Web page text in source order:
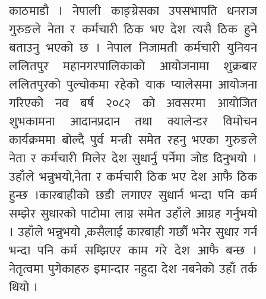
काठमाडौ । नेपाली काङ्ग्रेसका उपसभापति धनराज
गुरुङले नेता र कर्मचारी ठिक भए देश त्यसै ठिक हुने
बताउनु भएको छ । नेपाल निजामती कर्मचारी युनियन
ललितपुर महानगरपालिकाको आयोजनामा शुक्रबार
ललितपुरको पुल्चोकमा रहेको याक प्यालेसमा आयोजना
गरिएको नव बर्ष २०८२ को अवसरमा आयोजित
शुभकामना आदानप्रदान तथा क्यालेन्डर विमोचन
कार्यक्रममा बोल्दै पुर्व मन्त्री समेत रहनु भएका गुरुङले
नेता र कर्मचारी मिलेर देश सुधार्नु पर्नेमा जोड दिनुभयो ।
उहाँले भन्नुभयो,नेता र कर्मचारी ठिक भए देश आफै ठिक
हुन्छ ।कारबाहीको छडी लगाएर सुधार्न भन्दा पनि कर्म
सम्झेर सुधारको पाटोमा लाग्न समेत उहाँले आग्रह गर्नुभयो
। उहाँले भन्नुभयो ,कसैलाई कारबाही गर्छौ भनेर सुधार गर्न
भन्दा पनि कर्म सम्झिएर काम गरे देश आफै बन्छ ।
नेतृत्वमा पुगेकाहरु इमान्दार नहुदा देश नबनेको उहाँ तर्क
थियो ।